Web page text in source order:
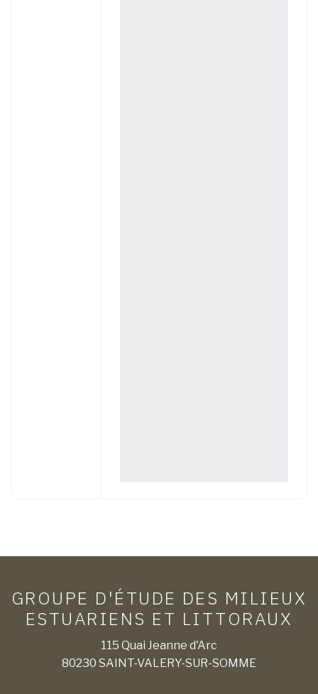
GROUPE D'ÉTUDE DES MILIEUX
ESTUARIENS ET LITTORAUX
115 Quai Jeanne d'Arc
80230 SAINT-VALERY-SUR-SOMME